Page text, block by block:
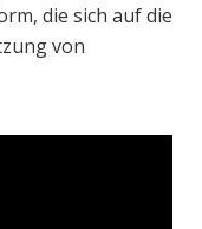
die sich auf die
von